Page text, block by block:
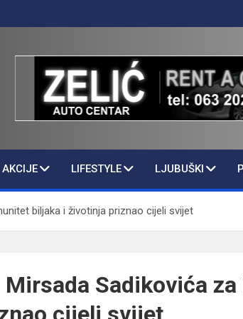
LIFESTYLE LJUBUŠKI
biljaka i životinja priznao cijeli svijet
Mirsada Sadikovića